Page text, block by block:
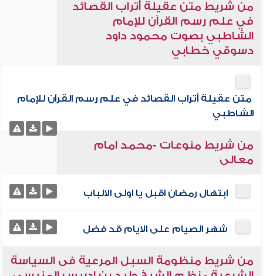
من شريط متن عقيلة أتراب القصائد
في علم رسم القرآن للإمام
الشاطبي بصوت محمود داود
دسوقي خطابي
متن عقيلة أتراب القصائد في علم رسم القرآن للإمام
الشاطبي
من شريط منوعات -محمد امام
معالى
ابتهال رمضان اقبل يا اولى الالباب
شهر الصيام على الايام قد فضل
من شريط منظومة السبل المرعية فى السياسة